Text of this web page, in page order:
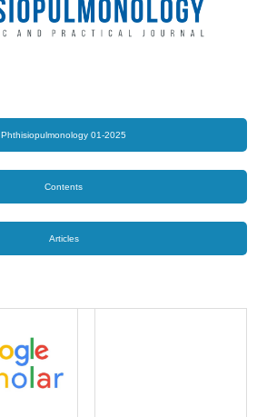
Phthisiopulmonology 01-2025
Contents
Articles